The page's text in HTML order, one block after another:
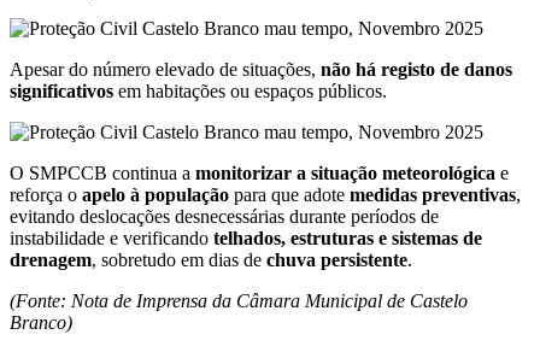
Apesar do número elevado de situações, não há registo de danos
significativos em habitações ou espaços públicos.
O SMPCCB continua a monitorizar a situação meteorológica e
reforça o apelo à população para que adote medidas preventivas,
evitando deslocações desnecessárias durante períodos de
instabilidade e verificando telhados, estruturas e sistemas de
drenagem, sobretudo em dias de chuva persistente.
(Fonte: Nota de Imprensa da Câmara Municipal de Castelo
Branco)